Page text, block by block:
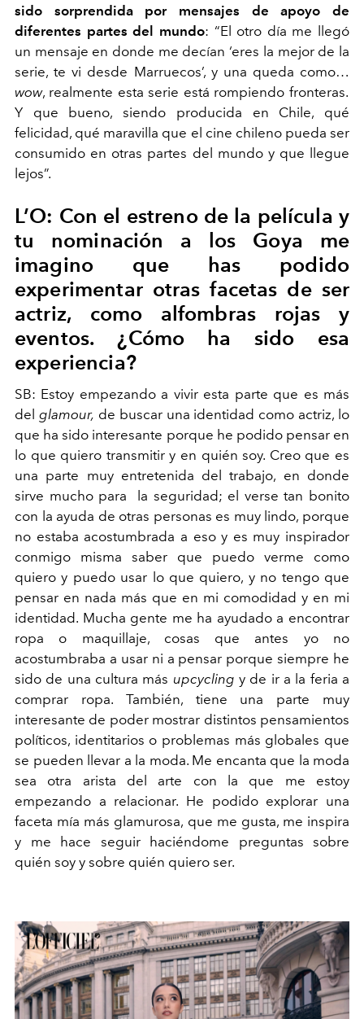
sido sorprendida por mensajes de apoyo de
diferentes partes del mundo: “El otro día me llegó
un mensaje en donde me decían ‘eres la mejor de la
serie, te vi desde Marruecos’, y una queda como…
wow, realmente esta serie está rompiendo fronteras.
Y que bueno, siendo producida en Chile, qué
felicidad, qué maravilla que el cine chileno pueda ser
consumido en otras partes del mundo y que llegue
lejos”.
L’O: Con el estreno de la película y
tu nominación a los Goya me
imagino que has podido
experimentar otras facetas de ser
actriz, como alfombras rojas y
eventos. ¿Cómo ha sido esa
experiencia?
SB: Estoy empezando a vivir esta parte que es más
del glamour, de buscar una identidad como actriz, lo
que ha sido interesante porque he podido pensar en
lo que quiero transmitir y en quién soy. Creo que es
una parte muy entretenida del trabajo, en donde
sirve mucho para la seguridad; el verse tan bonito
con la ayuda de otras personas es muy lindo, porque
no estaba acostumbrada a eso y es muy inspirador
conmigo misma saber que puedo verme como
quiero y puedo usar lo que quiero, y no tengo que
pensar en nada más que en mi comodidad y en mi
identidad. Mucha gente me ha ayudado a encontrar
ropa o maquillaje, cosas que antes yo no
acostumbraba a usar ni a pensar porque siempre he
sido de una cultura más upcycling y de ir a la feria a
comprar ropa.También, tiene una parte muy
interesante de poder mostrar distintos pensamientos
políticos, identitarios o problemas más globales que
se pueden llevar a la moda. Me encanta que la moda
sea otra arista del arte con la que me estoy
empezando a relacionar. He podido explorar una
faceta mía más glamurosa, que me gusta, me inspira
y me hace seguir haciéndome preguntas sobre
quién soy y sobre quién quiero ser.